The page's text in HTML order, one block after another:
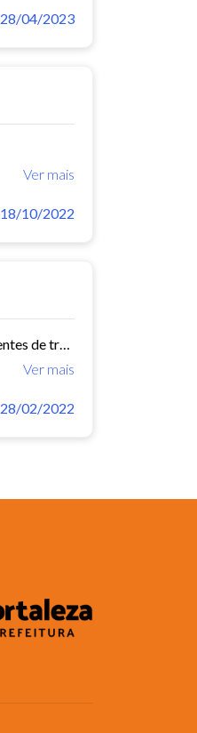
28/04/2023
Ver mais
18/10/2022
Mortalidade - Brasil Óbitos p/Ocorrênc por Município e Ano do Óbito Causa - CID-BR-10: . 104 Acidentes de transporte Período:2010-2019 Taxa municipal de homicídios por cem mil...
Ver mais
28/02/2022